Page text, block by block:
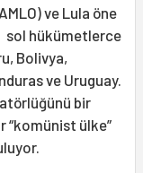
ve Lula öne
sol hükümetlerce
Bolivya,
ve Uruguay.
bir
“komünist ülke”